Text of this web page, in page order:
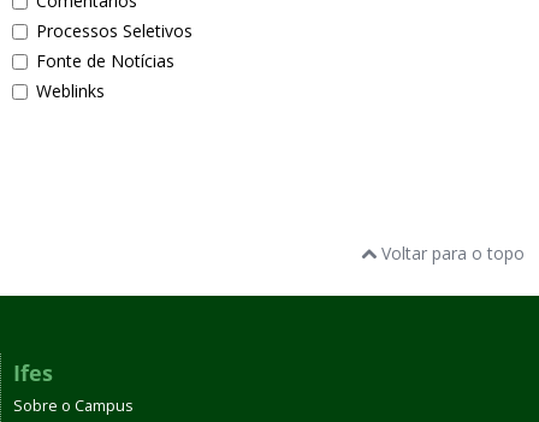
Processos Seletivos
Fonte de Notícias
Weblinks
Voltar para o topo
Ifes
Sobre o Campus